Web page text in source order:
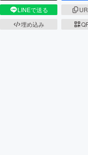
まちづくり
LINEで送る
埋め込み